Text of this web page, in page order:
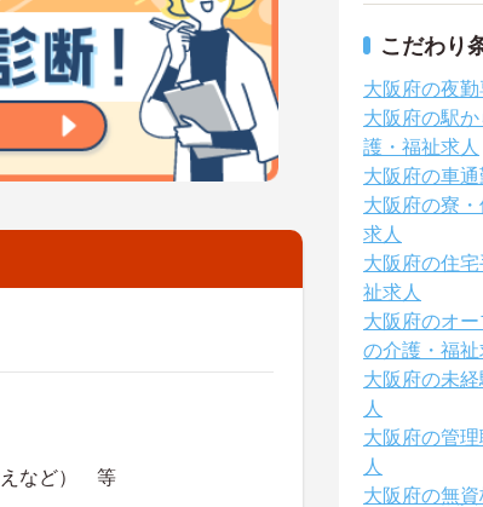
えなど） 等
こだわり
大阪府の夜
大阪府の駅
護・福祉求人
大阪府の車
大阪府の寮
求人
大阪府の住
祉求人
大阪府のオ
の介護・福祉
大阪府の未
人
大阪府の管
人
大阪府の無